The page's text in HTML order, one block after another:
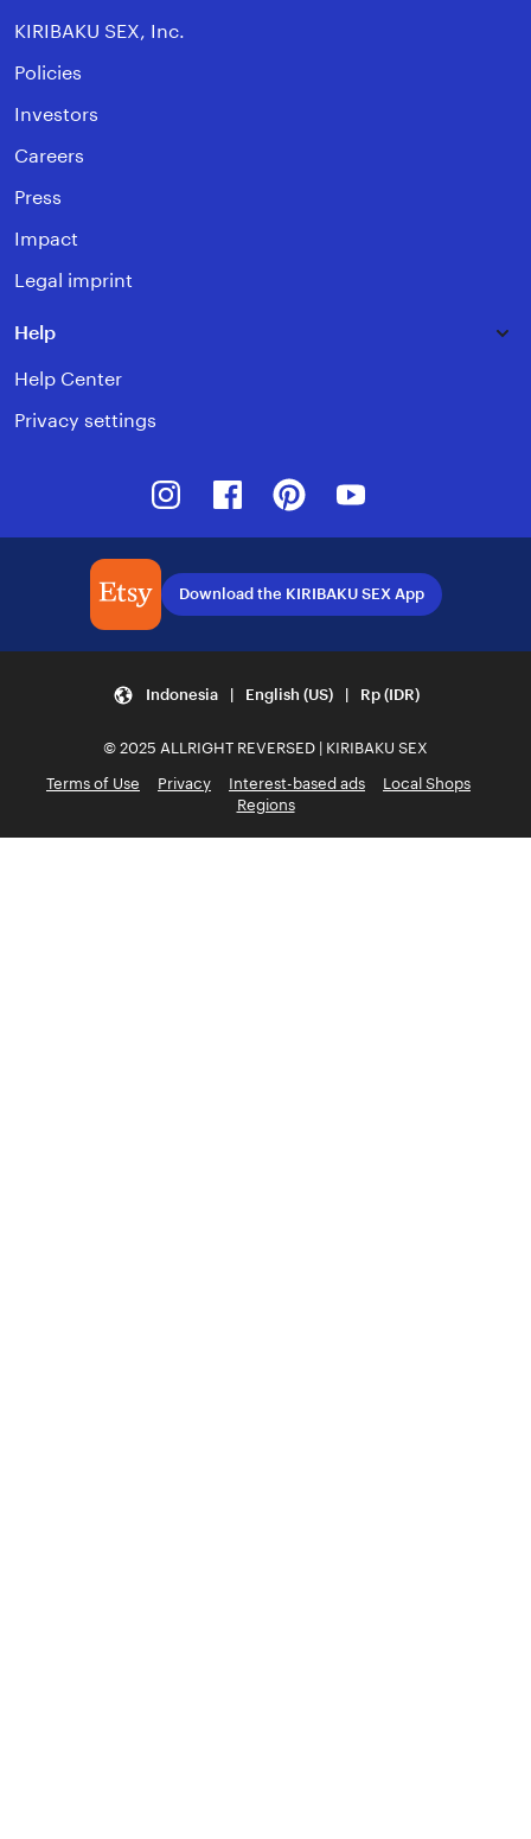
KIRIBAKU SEX, Inc.
Policies
Investors
Careers
Press
Impact
Legal imprint
Help
Help Center
Privacy settings
InstagramFacebookPinterest
Download the KIRIBAKU SEX App
Indonesia | English (US) | Rp (IDR)
© 2025 ALLRIGHT REVERSED | KIRIBAKU SEX
Terms of Use
Privacy Interest-based ads
Local Shops
Regions